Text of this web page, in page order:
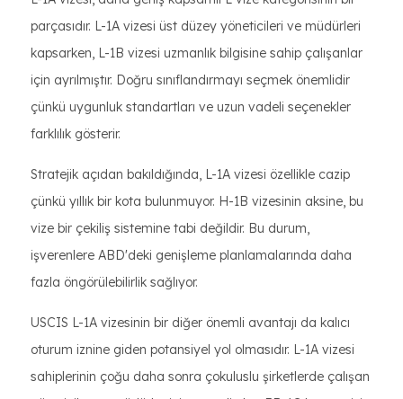
parçasıdır. L-1A vizesi üst düzey yöneticileri ve müdürleri
kapsarken, L-1B vizesi uzmanlık bilgisine sahip çalışanlar
için ayrılmıştır. Doğru sınıflandırmayı seçmek önemlidir
çünkü uygunluk standartları ve uzun vadeli seçenekler
farklılık gösterir.
Stratejik açıdan bakıldığında, L-1A vizesi özellikle cazip
çünkü yıllık bir kota bulunmuyor. H-1B vizesinin aksine, bu
vize bir çekiliş sistemine tabi değildir. Bu durum,
işverenlere ABD'deki genişleme planlamalarında daha
fazla öngörülebilirlik sağlıyor.
USCIS L-1A vizesinin bir diğer önemli avantajı da kalıcı
oturum iznine giden potansiyel yol olmasıdır. L-1A vizesi
sahiplerinin çoğu daha sonra çokuluslu şirketlerde çalışan